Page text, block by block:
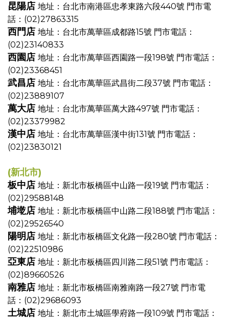
昆陽店 地址：台北市南港區忠孝東路六段440號 門市電
話：(02)27863315
西門店 地址：台北市萬華區成都路15號 門市電話：
(02)23140833
西園店 地址：台北市萬華區西園路一段198號 門市電話：
(02)23368451
武昌店 地址：台北市萬華區武昌街二段37號 門市電話：
(02)23889107
萬大店 地址：台北市萬華區萬大路497號 門市電話：
(02)23379982
漢中店 地址：台北市萬華區漢中街131號 門市電話：
(02)23830121
(新北市)
板中店 地址：新北市板橋區中山路一段19號 門市電話：
(02)29588148
埔墘店 地址：新北市板橋區中山路二段188號 門市電話：
(02)29526540
陽明店 地址：新北市板橋區文化路一段280號 門市電話：
(02)22510986
亞東店 地址：新北市板橋區四川路二段51號 門市電話：
(02)89660526
南雅店 地址：新北市板橋區南雅南路一段27號 門市電
話：(02)29686093
土城店 地址：新北市土城區學府路一段109號 門市電話：